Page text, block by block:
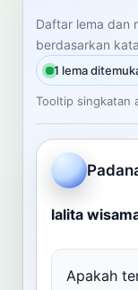
CARI LEMA JAWA
Masukkan
Dashboard
Daftar lema dan
berdasarkan
1 lema
Tooltip singkatan
lalita
Apakah